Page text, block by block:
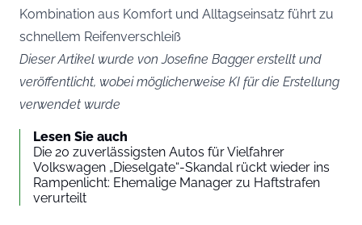
Kombination aus Komfort und Alltagseinsatz führt zu
schnellem Reifenverschleiß
Dieser Artikel wurde von Josefine Bagger erstellt und
veröffentlicht, wobei möglicherweise KI für die Erstellung
verwendet wurde
Lesen Sie auch
Die 20 zuverlässigsten Autos für Vielfahrer
Volkswagen „Dieselgate“-Skandal rückt wieder ins
Rampenlicht: Ehemalige Manager zu Haftstrafen
verurteilt